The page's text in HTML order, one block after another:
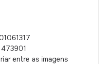
entre as imagens